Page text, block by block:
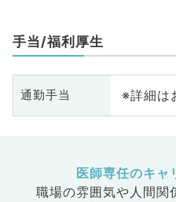
手当/福利厚生
通勤手当 ※詳細は
医師専任のキャ
職場の雰囲気や人間関